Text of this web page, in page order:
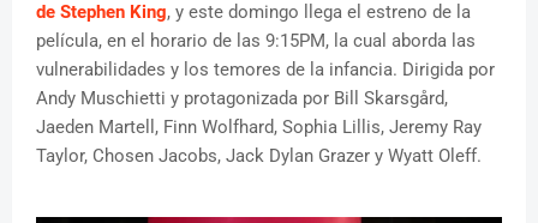
de Stephen King, y este domingo llega el estreno de la
película, en el horario de las 9:15PM, la cual aborda las
vulnerabilidades y los temores de la infancia. Dirigida por
Andy Muschietti y protagonizada por Bill Skarsgård,
Jaeden Martell, Finn Wolfhard, Sophia Lillis, Jeremy Ray
Taylor, Chosen Jacobs, Jack Dylan Grazer y Wyatt Oleff.